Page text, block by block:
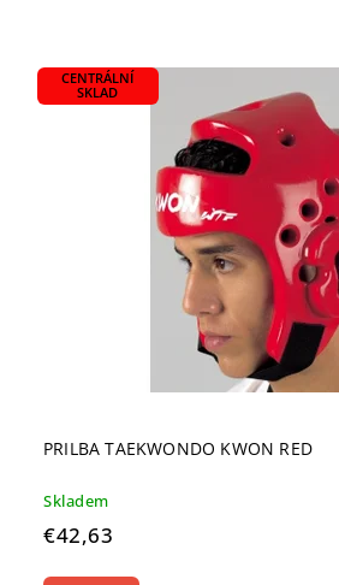
CENTRÁLNÍ
SKLAD
PRILBA TAEKWONDO KWON RED
Skladem
€42,63